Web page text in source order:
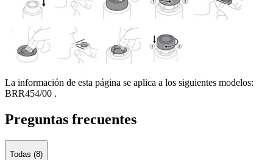
La información de esta página se aplica a los siguientes modelos:
BRR454/00 .
Preguntas frecuentes
Todas (8)